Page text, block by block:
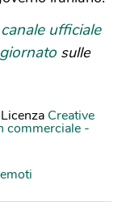
ufficiale
sulle
Creative
commerciale -